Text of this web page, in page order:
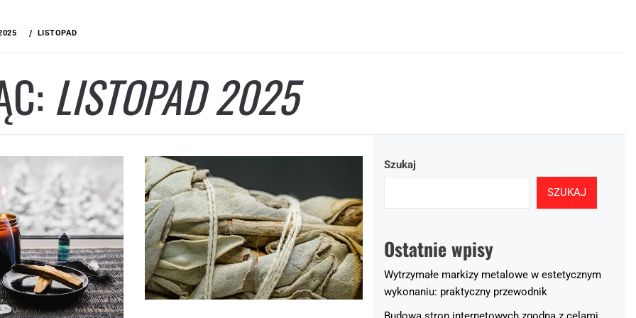
LISTOPAD
LISTOPAD 2025
Szukaj
SZUKAJ
Ostatnie wpisy
Wytrzymałe markizy metalowe w estetycznym
wykonaniu: praktyczny przewodnik